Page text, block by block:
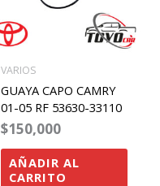
VARIOS
GUAYA CAPO CAMRY
01-05 RF 53630-33110
$150,000
AÑADIR AL
CARRITO